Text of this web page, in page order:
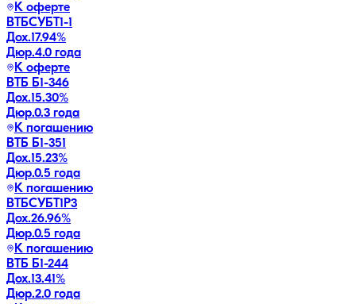
К оферте
ВТБСУБТ1-1
Дох.17.94%
Дюр.4.0 года
К оферте
ВТБ Б1-346
Дох.15.30%
Дюр.0.3 года
К погашению
ВТБ Б1-351
Дох.15.23%
Дюр.0.5 года
К погашению
ВТБСУБТ1Р3
Дох.26.96%
Дюр.0.5 года
К погашению
ВТБ Б1-244
Дох.13.41%
Дюр.2.0 года